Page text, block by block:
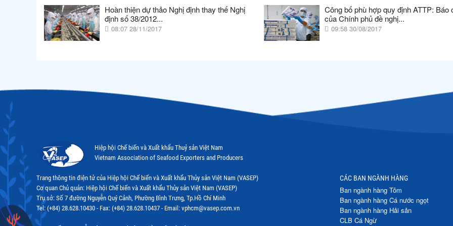
Hoàn thiện dự thảo Nghị định thay thế Nghị
định số 38/2012...
08:07 28/11/2017
Công bố phù hợp quy định ATTP: Báo
của Chính phủ đề nghị...
09:58 30/08/2017
Hiệp hội Chế biến và Xuất khẩu Thuỷ sản Việt Nam
Vietnam Association of Seafood Exporters and Producers
Trang thông tin điện tử của Hiệp hội Chế biến và Xuất khẩu Thủy sản Việt Nam (VASEP)
Cơ quan Chủ quản: Hiệp hội Chế biến và Xuất khẩu Thủy sản Việt Nam (VASEP)
Trụ sở: Số 7 đường Nguyễn Quý Cảnh, Phường Bình Trưng, Tp.Hồ Chí Minh
Tel: (+84) 28.628.10430 - Fax: (+84) 28.628.10437 - Email: vphcm@vasep.com.vn
CÁC BAN NGÀNH HÀNG
Ban ngành hàng Tôm
Ban ngành hàng Cá nước ngọt
Ban ngành hàng Hải sản
CLB Cá Ngừ